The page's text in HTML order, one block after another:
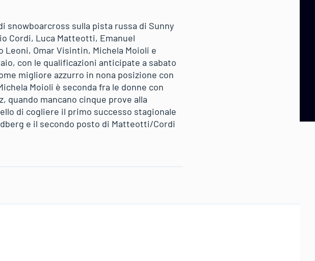
snowboarcross sulla pista russa di Sunny
Cordi, Luca Matteotti, Emanuel
Leoni, Omar Visintin, Michela Moioli e
con le qualificazioni anticipate a sabato
migliore azzurro in nona posizione con
Moioli è seconda fra le donne con
quando mancano cinque prove alla
di cogliere il primo successo stagionale
e il secondo posto di Matteotti/Cordi